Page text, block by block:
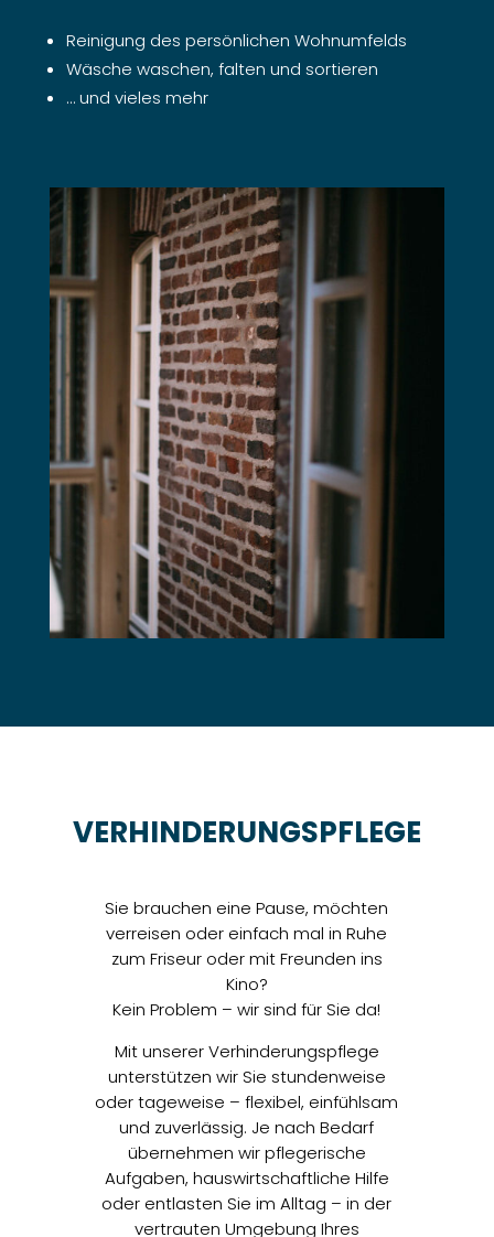
Reinigung des persönlichen Wohnumfelds
Wäsche waschen, falten und sortieren
… und vieles mehr
VERHINDERUNGSPFLEGE
Sie brauchen eine Pause, möchten
verreisen oder einfach mal in Ruhe
zum Friseur oder mit Freunden ins
Kino?
Kein Problem – wir sind für Sie da!
Mit unserer Verhinderungspflege
unterstützen wir Sie stundenweise
oder tageweise – flexibel, einfühlsam
und zuverlässig. Je nach Bedarf
übernehmen wir pflegerische
Aufgaben, hauswirtschaftliche Hilfe
oder entlasten Sie im Alltag – in der
vertrauten Umgebung Ihres